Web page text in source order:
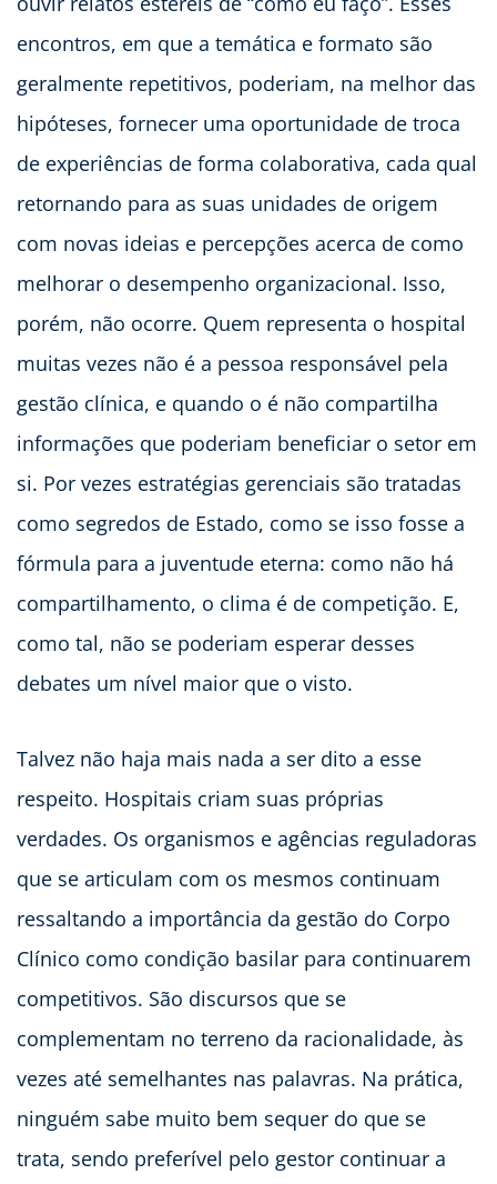
encontros, em que a temática e formato são
geralmente repetitivos, poderiam, na melhor das
hipóteses, fornecer uma oportunidade de troca
de experiências de forma colaborativa, cada qual
retornando para as suas unidades de origem
com novas ideias e percepções acerca de como
melhorar o desempenho organizacional. Isso,
porém, não ocorre. Quem representa o hospital
muitas vezes não é a pessoa responsável pela
gestão clínica, e quando o é não compartilha
informações que poderiam beneficiar o setor em
si. Por vezes estratégias gerenciais são tratadas
como segredos de Estado, como se isso fosse a
fórmula para a juventude eterna: como não há
compartilhamento, o clima é de competição. E,
como tal, não se poderiam esperar desses
debates um nível maior que o visto.
Talvez não haja mais nada a ser dito a esse
respeito. Hospitais criam suas próprias
verdades. Os organismos e agências reguladoras
que se articulam com os mesmos continuam
ressaltando a importância da gestão do Corpo
Clínico como condição basilar para continuarem
competitivos. São discursos que se
complementam no terreno da racionalidade, às
vezes até semelhantes nas palavras. Na prática,
ninguém sabe muito bem sequer do que se
trata, sendo preferível pelo gestor continuar a